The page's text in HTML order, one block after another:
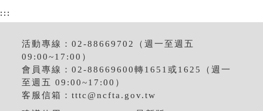
:::
活動專線：02-88669702（週一至週五
09:00~17:00）
會員專線：02-88669600轉1651或1625（週一
至週五 09:00~17:00）
客服信箱：tttc@ncfta.gov.tw